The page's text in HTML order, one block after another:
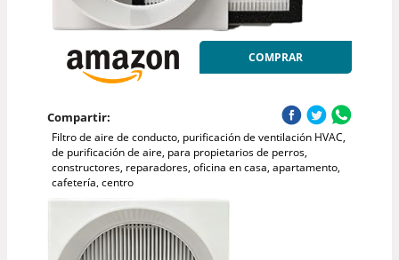
COMPRAR
Compartir:
Filtro de aire de conducto, purificación de ventilación HVAC,
de purificación de aire, para propietarios de perros,
constructores, reparadores, oficina en casa, apartamento,
cafetería, centro